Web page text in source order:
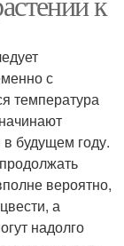
с
температура
будущем году.
вероятно,
а
надолго